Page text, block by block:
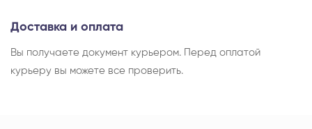
Доставка и оплата
Вы получаете документ курьером. Перед оплатой
курьеру вы можете все проверить.